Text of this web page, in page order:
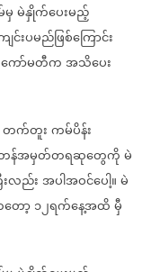
မဲနှိုက်ပေးမည့်
းပမည်ဖြစ်ကြောင်း
းကော်မတီကအသိပေး
တက်တူးကမ်ပိန်း
န်အမှတ်တရဆုတွေကိုမဲ
းလည်းအပါအဝင်ပေါ့။မဲ
တော့၁၂ရက်နေ့အထိမှီ